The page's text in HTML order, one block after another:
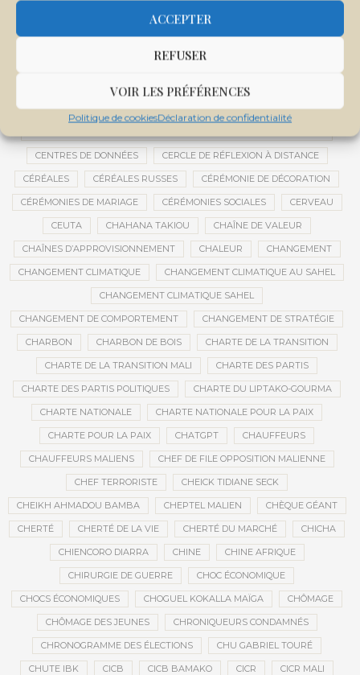
ACCEPTER
REFUSER
VOIR LES PRÉFÉRENCES
Politique de cookiesDéclaration de confidentialité
CENTRALE SOLAIRE DE SANANKOROBA
CENTRE D'INTELLIGENCE ARTIFICIELLE
CENTRE DE SANTÉ COMMUNAUTAIRE
CENTRE INTERNATIONAL DE CONFÉRENCES DE BAMAKO
CENTRE MALI
CENTRES DE DONNÉES CERCLE DE RÉFLEXION À DISTANCE
CÉRÉALES CÉRÉALES RUSSES CÉRÉMONIE DE DÉCORATION
CÉRÉMONIES DE MARIAGE CÉRÉMONIES SOCIALES CERVEAU
CEUTA CHAHANA TAKIOU CHAÎNE DE VALEUR
CHAÎNES D’APPROVISIONNEMENT CHALEUR CHANGEMENT
CHANGEMENT CLIMATIQUE CHANGEMENT CLIMATIQUE AU SAHEL
CHANGEMENT CLIMATIQUE SAHEL
CHANGEMENT DE COMPORTEMENT CHANGEMENT DE STRATÉGIE
CHARBON CHARBON DE BOIS CHARTE DE LA TRANSITION
CHARTE DE LA TRANSITION MALI CHARTE DES PARTIS
CHARTE DES PARTIS POLITIQUES CHARTE DU LIPTAKO-GOURMA
CHARTE NATIONALE CHARTE NATIONALE POUR LA PAIX
CHARTE POUR LA PAIX CHATGPT CHAUFFEURS
CHAUFFEURS MALIENS CHEF DE FILE OPPOSITION MALIENNE
CHEF TERRORISTE CHEICK TIDIANE SECK
CHEIKH AHMADOU BAMBA CHEPTEL MALIEN CHÈQUE GÉANT
CHERTÉ CHERTÉ DE LA VIE CHERTÉ DU MARCHÉ CHICHA
CHIENCORO DIARRA CHINE CHINE AFRIQUE
CHIRURGIE DE GUERRE CHOC ÉCONOMIQUE
CHOCS ÉCONOMIQUES CHOGUEL KOKALLA MAÏGA CHÔMAGE
CHÔMAGE DES JEUNES CHRONIQUEURS CONDAMNÉS
CHRONOGRAMME DES ÉLECTIONS CHU GABRIEL TOURÉ
CHUTE IBK CICB CICB BAMAKO CICR CICR MALI